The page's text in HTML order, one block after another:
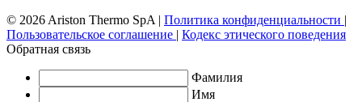
© 2026 Ariston Thermo SpA | Политика конфиденциальности |
Пользовательское соглашение | Кодекс этического поведения
Обратная связь
Фамилия
Имя